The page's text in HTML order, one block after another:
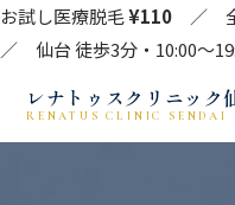
お試し医療脱毛¥110 ／
／ 仙台 徒歩3分・10:00〜
レナトゥスクリニック
RENATUS CLINIC SENDAI